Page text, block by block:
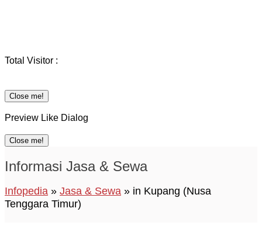
Total Visitor :
Close me!
Preview Like Dialog
Close me!
Informasi Jasa & Sewa
Infopedia » Jasa & Sewa » in Kupang (Nusa
Tenggara Timur)